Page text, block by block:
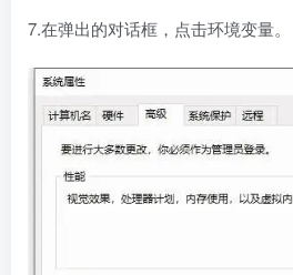
7.在弹出的对话框，点击环境变量。